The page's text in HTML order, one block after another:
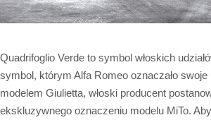
Quadrifoglio Verde to symbol włoskich
symbol, którym Alfa Romeo oznaczało
modelem Giulietta, włoski producent
ekskluzywnego oznaczeniu modelu MiTo.